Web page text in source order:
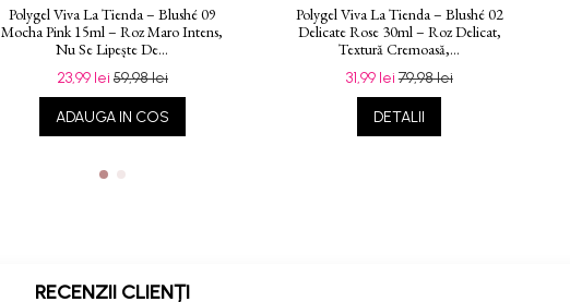
Polygel Viva La Tienda – Blushé 09
Mocha Pink 15ml – Roz Maro Intens,
Nu Se Lipește De...
23,99 lei 59,98 lei
ADAUGA IN COS
Polygel Viva La Tienda – Blushé 02
Delicate Rose 30ml – Roz Delicat,
Textură Cremoasă,...
31,99 lei79,98 lei
DETALII
RECENZII CLIENȚI